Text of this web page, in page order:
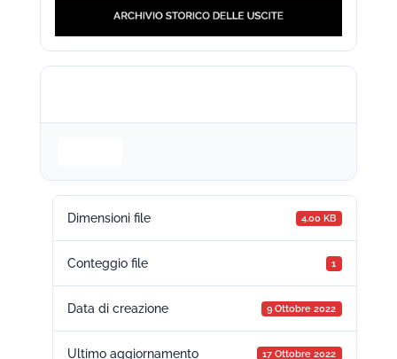
Dimensioni file 4.00 KB
Conteggio file 1
Data di creazione 9 Ottobre 2022
Ultimo aggiornamento 17 Ottobre 2022